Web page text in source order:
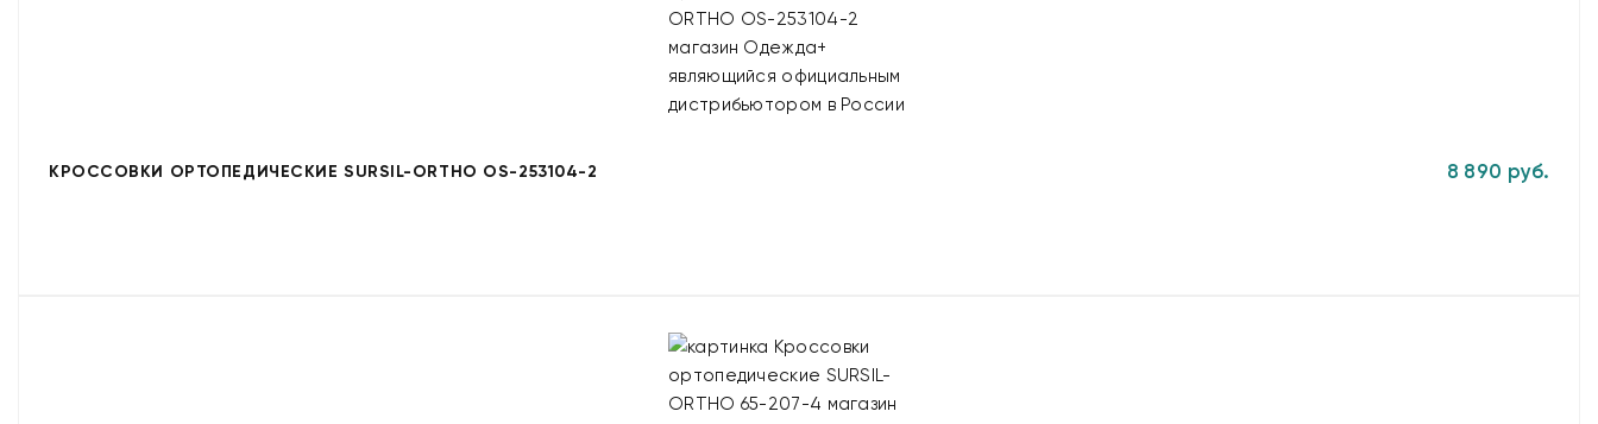
КРОССОВКИ ОРТОПЕДИЧЕСКИЕ SURSIL-ORTHO OS-253104-2 8 890 руб.